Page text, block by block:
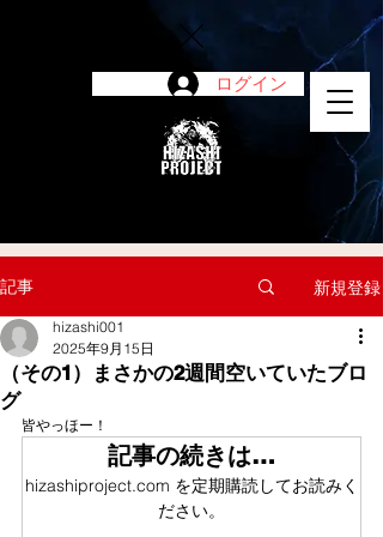
ログイン
記事 新規登録
（その1）まさかの2週間空いていたブロ
グ
hizashi001
2025年9月15日
皆やっほー！
記事の続きは…
hizashiproject.com を定期購読してお読みく
ださい。